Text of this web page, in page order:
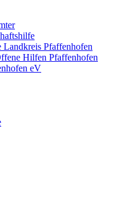
Pfaffenhofen
Hilfen Pfaffenhofen
eV